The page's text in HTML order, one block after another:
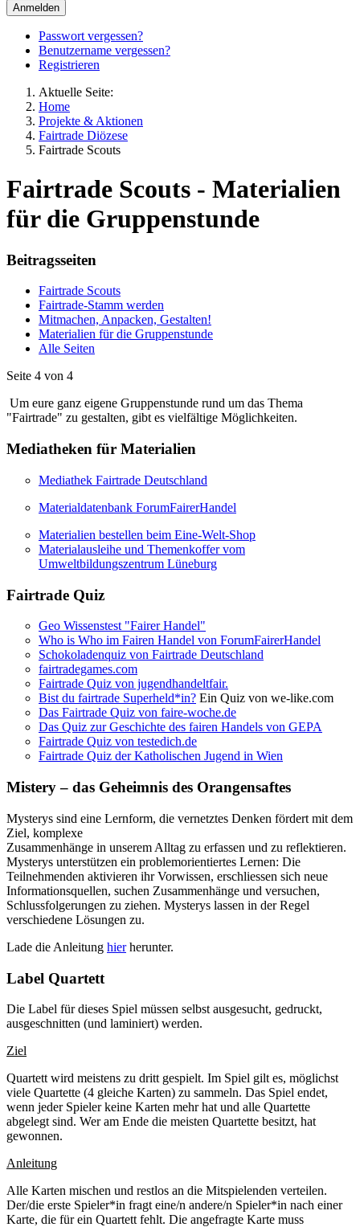
Anmelden
Passwort vergessen?
Benutzername vergessen?
Registrieren
Aktuelle Seite:
Home
Projekte & Aktionen
Fairtrade Diözese
Fairtrade Scouts
Fairtrade Scouts - Materialien
für die Gruppenstunde
Beitragsseiten
Fairtrade Scouts
Fairtrade-Stamm werden
Mitmachen, Anpacken, Gestalten!
Materialien für die Gruppenstunde
Alle Seiten
Seite 4 von 4
Um eure ganz eigene Gruppenstunde rund um das Thema
"Fairtrade" zu gestalten, gibt es vielfältige Möglichkeiten.
Mediatheken für Materialien
Mediathek Fairtrade Deutschland
Materialdatenbank ForumFairerHandel
Materialien bestellen beim Eine-Welt-Shop
Materialausleihe und Themenkoffer vom
Umweltbildungszentrum Lüneburg
Fairtrade Quiz
Geo Wissenstest "Fairer Handel"
Who is Who im Fairen Handel von ForumFairerHandel
Schokoladenquiz von Fairtrade Deutschland
fairtradegames.com
Fairtrade Quiz von jugendhandeltfair.
Bist du fairtrade Superheld*in? Ein Quiz von we-like.com
Das Fairtrade Quiz von faire-woche.de
Das Quiz zur Geschichte des fairen Handels von GEPA
Fairtrade Quiz von testedich.de
Fairtrade Quiz der Katholischen Jugend in Wien
Mistery – das Geheimnis des Orangensaftes
Mysterys sind eine Lernform, die vernetztes Denken fördert mit dem
Ziel, komplexe
Zusammenhänge in unserem Alltag zu erfassen und zu reflektieren.
Mysterys unterstützen ein problemorientiertes Lernen: Die
Teilnehmenden aktivieren ihr Vorwissen, erschliessen sich neue
Informationsquellen, suchen Zusammenhänge und versuchen,
Schlussfolgerungen zu ziehen. Mysterys lassen in der Regel
verschiedene Lösungen zu.
Lade die Anleitung hierherunter.
Label Quartett
Die Label für dieses Spiel müssen selbst ausgesucht, gedruckt,
ausgeschnitten (und laminiert) werden.
Ziel
Quartett wird meistens zu dritt gespielt. Im Spiel gilt es, möglichst
viele Quartette (4 gleiche Karten) zu sammeln. Das Spiel endet,
wenn jeder Spieler keine Karten mehr hat und alle Quartette
abgelegt sind. Wer am Ende die meisten Quartette besitzt, hat
gewonnen.
Anleitung
Alle Karten mischen und restlos an die Mitspielenden verteilen.
Der/die erste Spieler*in fragt eine/n andere/n Spieler*in nach einer
Karte, die für ein Quartett fehlt. Die angefragte Karte muss